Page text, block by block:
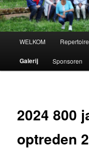
WELKOM Repertoire
Galerij Sponsoren
2024 800
optreden